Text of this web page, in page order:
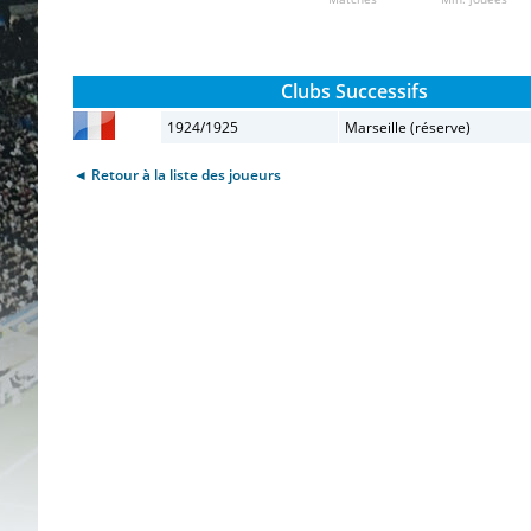
Clubs Successifs
1924/1925 Marseille (réserve)
◄ Retour à la liste des joueurs